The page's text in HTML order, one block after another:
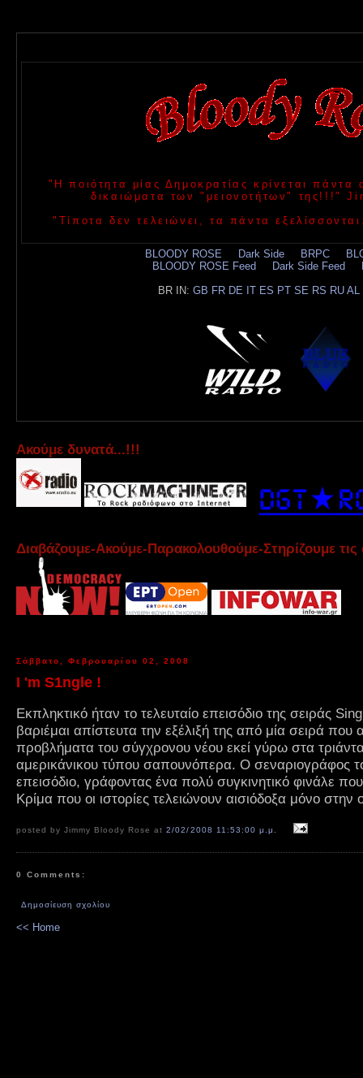
"Η ποιότητα μίας Δημοκρατίας κρίνεται
δικαιώματα των "μειονοτήτων" της!!!"
"Τίποτα δεν τελειώνει, τα πάντα
BLOODY ROSE Dark Side BRPC
BLOODY ROSE Feed..... Dark Side Feed.....
BR IN: GB FR DE IT ES PT SE RS RU AL
Aκούμε δυνατά...!!!
Διαβάζουμε-Ακούμε-Παρακολουθούμε-Στηρίζουμε
Σάββατο, Φεβρουαρίου 02, 2008
I 'm S1ngle !
Εκπληκτικό ήταν το τελευταίο επεισόδιο της σειράς
βαριέμαι απίστευτα την εξέλιξή της από μία σειρά που
προβλήματα του σύγχρονου νέου εκεί γύρω στα
αμερικάνικου τύπου σαπουνόπερα. Ο σεναριογράφος
επεισόδιο, γράφοντας ένα πολύ συγκινητικό φινάλε
Κρίμα που οι ιστορίες τελειώνουν αισιόδοξα μόνο στην
posted by Jimmy Bloody Rose at2/02/2008 11:53:00 μ.μ.
0 Comments:
Δημοσίευση σχολίου
<< Home